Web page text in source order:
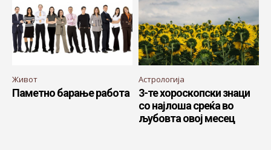
Живот
Паметно барање работа
Астрологија
3-те хороскопски знаци
со најлоша среќа во
љубовта овој месец